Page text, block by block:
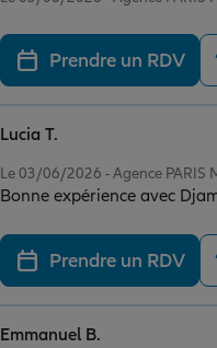
Prendre un RDV
Le 03/06/2026 - Agence PARIS
Bonne
Lucia T.
Prendre un RDV
Emmanuel B.